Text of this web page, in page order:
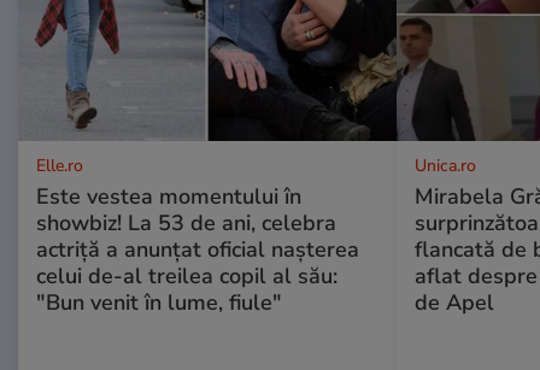
Elle.ro
Este vestea momentului în
showbiz! La 53 de ani, celebra
actriță a anunțat oficial nașterea
celui de-al treilea copil al său:
"Bun venit în lume, fiule"
Unica.ro
Mirabela
flancată de
aflat
de Apel